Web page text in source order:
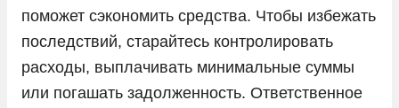
поможет сэкономить средства. Чтобы избежать
последствий, старайтесь контролировать
расходы, выплачивать минимальные суммы
или погашать задолженность. Ответственное